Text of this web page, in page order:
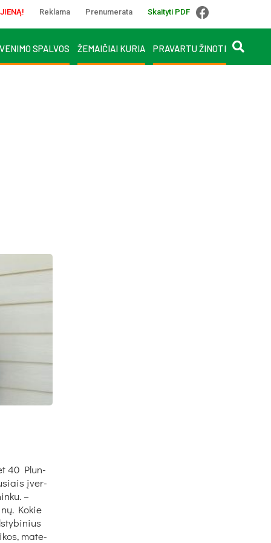
Reklama Prenumerata Skaityti PDF
SPALVOS ŽEMAIČIAI KURIA PRAVARTU ŽINOTI
40 Plun­
įver­
–
Ko­kie
ma­te­